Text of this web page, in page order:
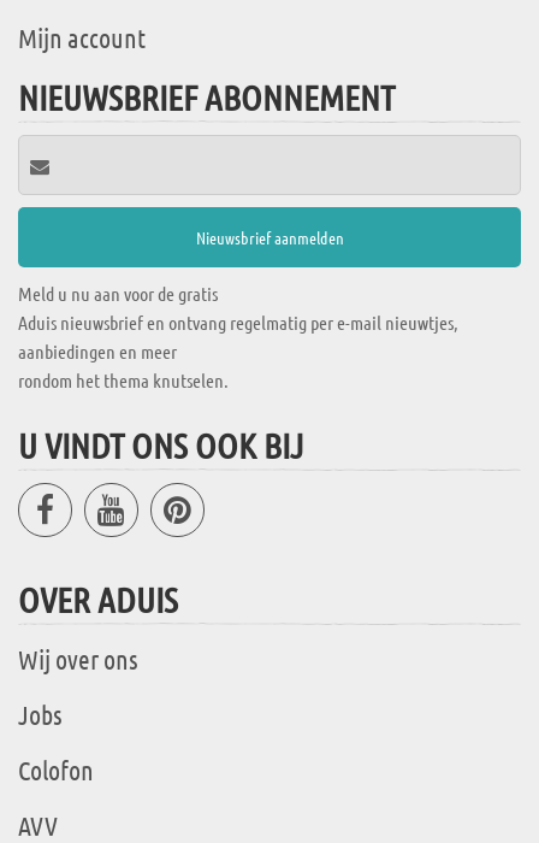
Mijn account
NIEUWSBRIEF ABONNEMENT
Meld u nu aan voor de gratis
Aduis nieuwsbrief en ontvang regelmatig per e-mail nieuwtjes,
aanbiedingen en meer
rondom het thema knutselen.
U VINDT ONS OOK BIJ
OVER ADUIS
Wij over ons
Jobs
Colofon
AVV